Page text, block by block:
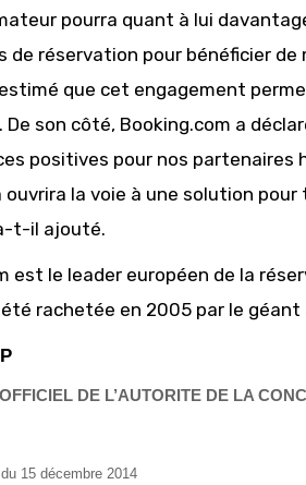
pourra quant à lui
de réservation pour bénéficier de
que cet engagement
De son côté, Booking.com a
positives pour nos partenaires
ouvrira la voie à une solution
t-il ajouté.
est le leader européen de la
rachetée en 2005 par le géant
DE L’AUTORITE DE LA
15 décembre 2014